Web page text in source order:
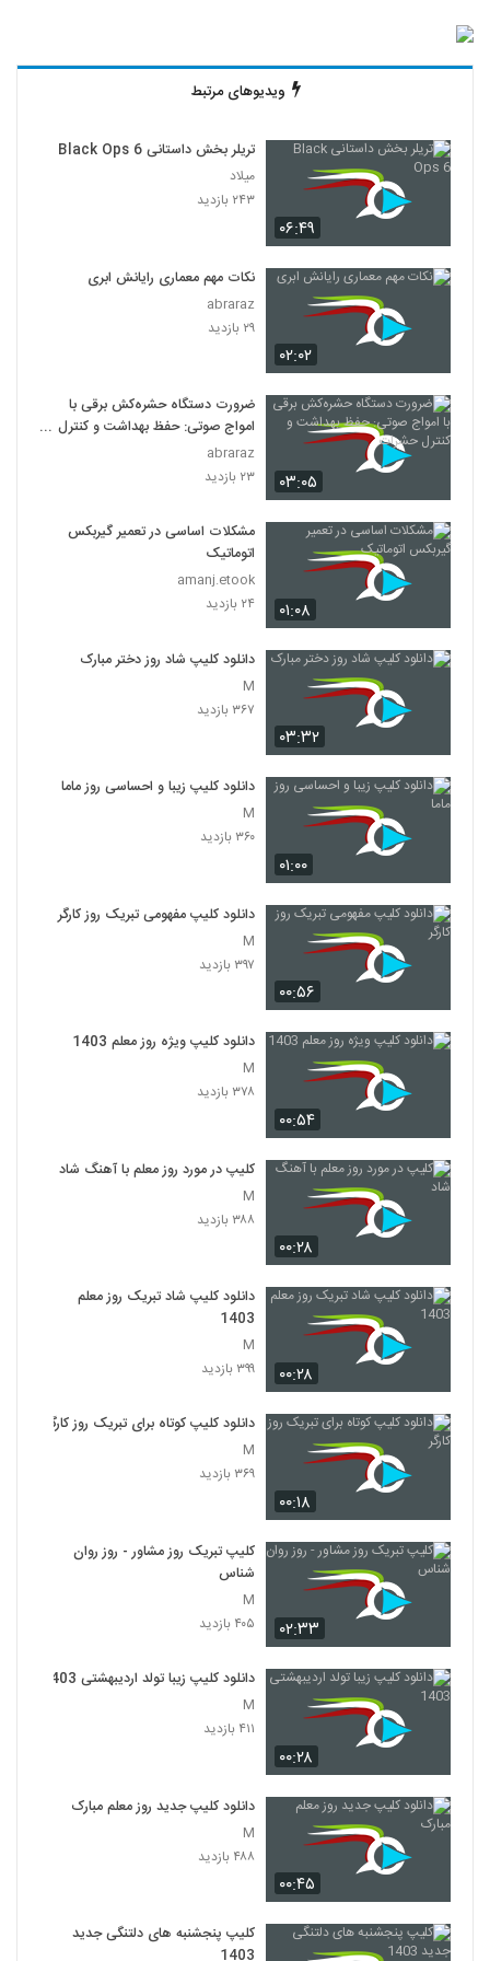
ویدیوهای مرتبط
۰۶:۴۹
تریلر بخش داستانی Black Ops 6
میلاد
۲۴۳ بازدید
۰۲:۰۲
نکات مهم معماری رایانش ابری
abraraz
۲۹ بازدید
۰۳:۰۵
ضرورت دستگاه حشره‌کش برقی با
امواج صوتی: حفظ بهداشت و کنترل
حشرات
abraraz
۲۳ بازدید
۰۱:۰۸
مشکلات اساسی در تعمیر گیربکس
اتوماتیک
amanj.etook
۲۴ بازدید
۰۳:۳۲
دانلود کلیپ شاد روز دختر مبارک
M
۳۶۷ بازدید
۰۱:۰۰
دانلود کلیپ زیبا و احساسی روز ماما
M
۳۶۰ بازدید
۰۰:۵۶
دانلود کلیپ مفهومی تبریک روز کارگر
M
۳۹۷ بازدید
۰۰:۵۴
دانلود کلیپ ویژه روز معلم 1403
M
۳۷۸ بازدید
۰۰:۲۸
کلیپ در مورد روز معلم با آهنگ شاد
M
۳۸۸ بازدید
۰۰:۲۸
دانلود کلیپ شاد تبریک روز معلم
1403
M
۳۹۹ بازدید
۰۰:۱۸
دانلود کلیپ کوتاه برای تبریک روز کارگر
M
۳۶۹ بازدید
۰۲:۳۳
کلیپ تبریک روز مشاور - روز روان
شناس
M
۴۰۵ بازدید
۰۰:۲۸
دانلود کلیپ زیبا تولد اردیبهشتی 1403
M
۴۱۱ بازدید
۰۰:۴۵
دانلود کلیپ جدید روز معلم مبارک
M
۴۸۸ بازدید
کلیپ پنجشنبه های دلتنگی جدید
1403